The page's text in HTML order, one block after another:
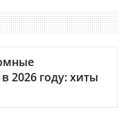
2026 году: хиты